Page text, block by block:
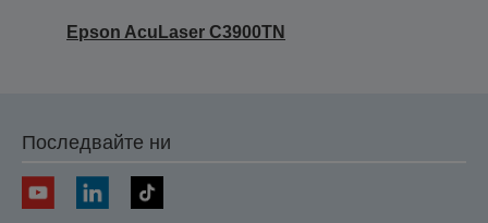
Epson AcuLaser C3900TN
Последвайте ни